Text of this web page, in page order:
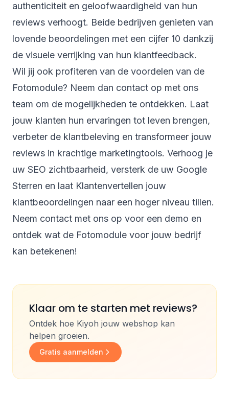
authenticiteit en geloofwaardigheid van hun
reviews verhoogt. Beide bedrijven genieten van
lovende beoordelingen met een cijfer 10 dankzij
de visuele verrijking van hun klantfeedback.
Wil jij ook profiteren van de voordelen van de
Fotomodule? Neem dan contact op met ons
team om de mogelijkheden te ontdekken. Laat
jouw klanten hun ervaringen tot leven brengen,
verbeter de klantbeleving en transformeer jouw
reviews in krachtige marketingtools. Verhoog je
uw SEO zichtbaarheid, versterk de uw Google
Sterren en laat Klantenvertellen jouw
klantbeoordelingen naar een hoger niveau tillen.
Neem contact met ons op voor een demo en
ontdek wat de Fotomodule voor jouw bedrijf
kan betekenen!
Klaar om te starten met reviews?
Ontdek hoe Kiyoh jouw webshop kan
helpen groeien.
Gratis aanmelden